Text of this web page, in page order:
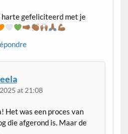
harte gefeliciteerd met je
at 21:08
Het was een proces van
die afgerond is. Maar de